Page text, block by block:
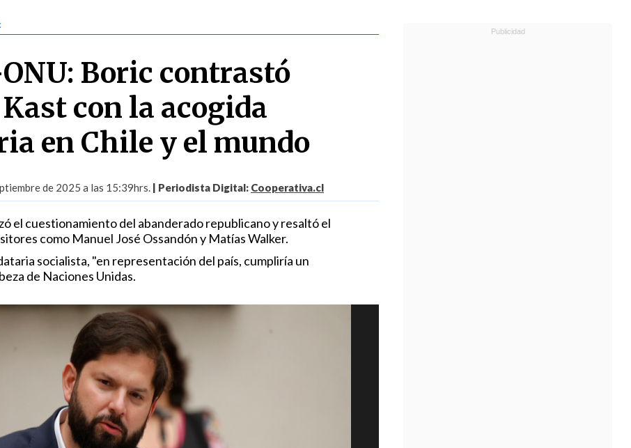
Boric contrastó
con la acogida
en Chile y el mundo
de 2025 a las 15:39hrs. | Periodista Digital: Cooperativa.cl
el cuestionamiento del abanderado republicano y resaltó el
como Manuel José Ossandón y Matías Walker.
socialista, "en representación del país, cumpliría un
de Naciones Unidas.